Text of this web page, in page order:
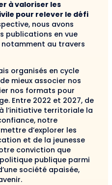
à valoriser les
pour relever le défi
nous avons
publications en vue
notamment au travers
organisés en cycle
mieux associer nos
nos formats pour
Entre 2022 et 2027, de
l’initiative territoriale la
notre
d’explorer les
et de la jeunesse
conviction que
publique parmi
société apaisée,